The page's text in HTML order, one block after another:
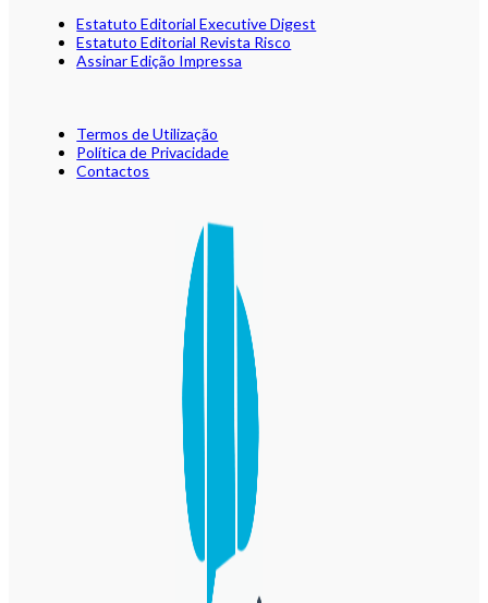
Estatuto Editorial Executive Digest
Estatuto Editorial Revista Risco
Assinar Edição Impressa
Termos de Utilização
Política de Privacidade
Contactos